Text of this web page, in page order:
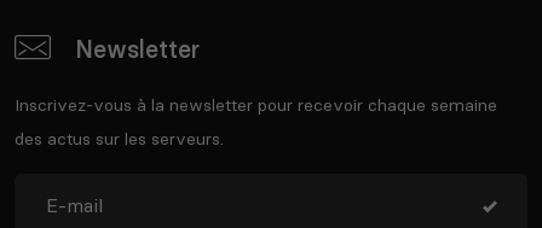
Newsletter
Inscrivez-vous à la newsletter pour recevoir chaque semaine
des actus sur les serveurs.